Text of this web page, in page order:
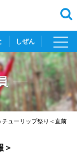
しぜん
toggle
チューリップ祭り＜直前
＞